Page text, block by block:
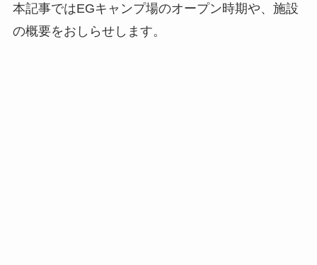
本記事ではEGキャンプ場のオープン時期や、施設
の概要をおしらせします。